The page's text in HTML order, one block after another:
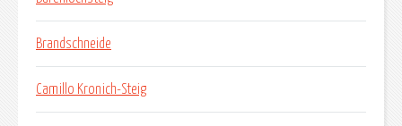
Brandschneide
Camillo Kronich-Steig